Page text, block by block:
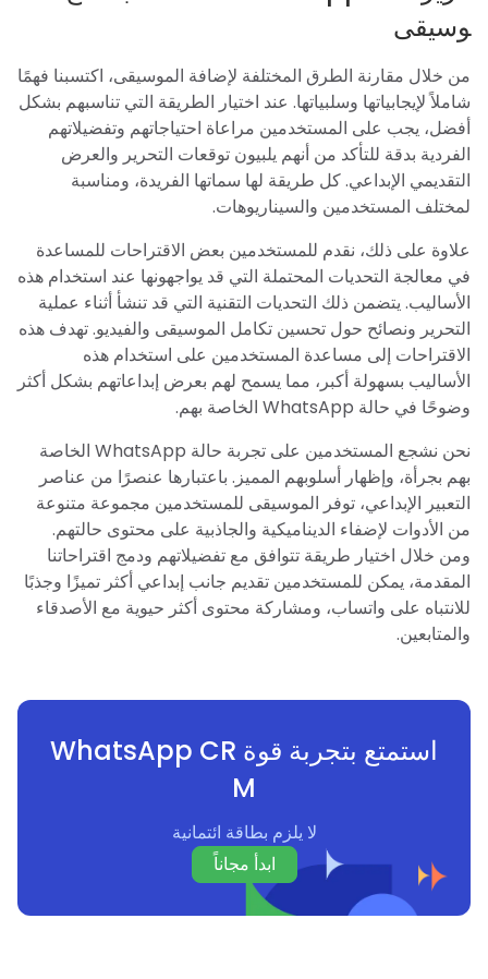
وسيقى
من خلال مقارنة الطرق المختلفة لإضافة الموسيقى، اكتسبنا فهمًا
شاملاً لإيجابياتها وسلبياتها. عند اختيار الطريقة التي تناسبهم بشكل
أفضل، يجب على المستخدمين مراعاة احتياجاتهم وتفضيلاتهم
الفردية بدقة للتأكد من أنهم يلبيون توقعات التحرير والعرض
التقديمي الإبداعي. كل طريقة لها سماتها الفريدة، ومناسبة
لمختلف المستخدمين والسيناريوهات.
علاوة على ذلك، نقدم للمستخدمين بعض الاقتراحات للمساعدة
في معالجة التحديات المحتملة التي قد يواجهونها عند استخدام هذه
الأساليب. يتضمن ذلك التحديات التقنية التي قد تنشأ أثناء عملية
التحرير ونصائح حول تحسين تكامل الموسيقى والفيديو. تهدف هذه
الاقتراحات إلى مساعدة المستخدمين على استخدام هذه
الأساليب بسهولة أكبر، مما يسمح لهم بعرض إبداعاتهم بشكل أكثر
وضوحًا في حالة WhatsApp الخاصة بهم.
نحن نشجع المستخدمين على تجربة حالة WhatsApp الخاصة
بهم بجرأة، وإظهار أسلوبهم المميز. باعتبارها عنصرًا من عناصر
التعبير الإبداعي، توفر الموسيقى للمستخدمين مجموعة متنوعة
من الأدوات لإضفاء الديناميكية والجاذبية على محتوى حالتهم.
ومن خلال اختيار طريقة تتوافق مع تفضيلاتهم ودمج اقتراحاتنا
المقدمة، يمكن للمستخدمين تقديم جانب إبداعي أكثر تميزًا وجذبًا
للانتباه على واتساب، ومشاركة محتوى أكثر حيوية مع الأصدقاء
والمتابعين.
استمتع بتجربة قوة WhatsApp CR
M
لا يلزم بطاقة ائتمانية
ابدأ مجاناً